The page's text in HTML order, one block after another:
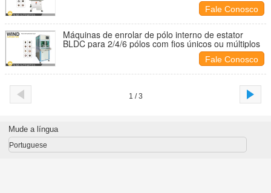
Fale Conosco
Máquinas de enrolar de pólo interno de estator
BLDC para 2/4/6 pólos com fios únicos ou múltiplos
Fale Conosco
1 / 3
Mude a língua
Portuguese